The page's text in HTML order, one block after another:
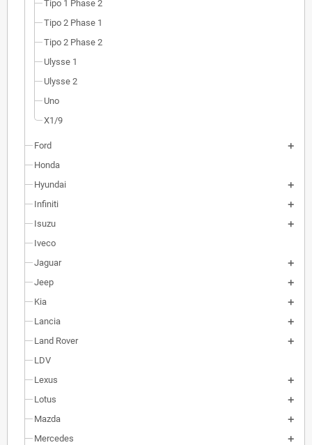
Tipo 1 Phase 2
Tipo 2 Phase 1
Tipo 2 Phase 2
Ulysse 1
Ulysse 2
Uno
X1/9
Ford
Honda
Hyundai
Infiniti
Isuzu
Iveco
Jaguar
Jeep
Kia
Lancia
Land Rover
LDV
Lexus
Lotus
Mazda
Mercedes